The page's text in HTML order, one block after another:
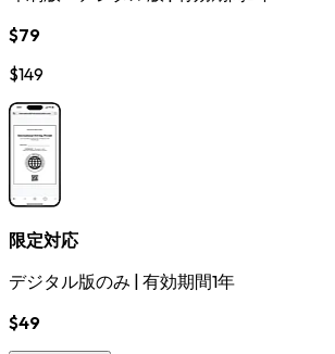
$79
$149
限定対応
デジタル版のみ 有効期間1年
$49